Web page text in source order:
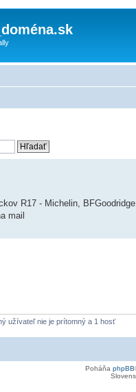
R17 - Michelin,
mail
užívateľ nie je prítomný a 1 hosť
Poháňa phpBB